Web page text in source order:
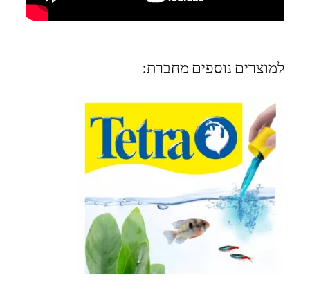
למוצרים נוספים מחברת: